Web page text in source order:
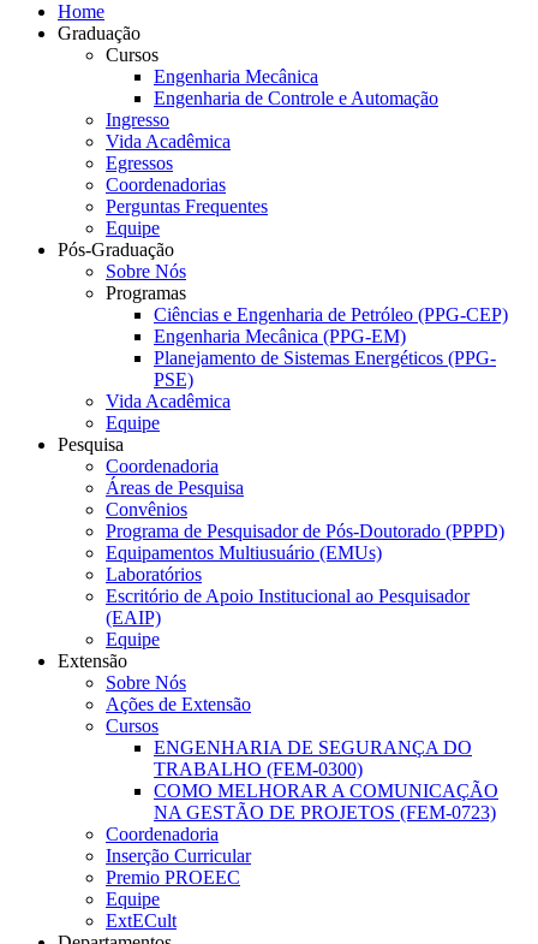
Home
Graduação
Cursos
Engenharia Mecânica
Engenharia de Controle e Automação
Ingresso
Vida Acadêmica
Egressos
Coordenadorias
Perguntas Frequentes
Equipe
Pós-Graduação
Sobre Nós
Programas
Ciências e Engenharia de Petróleo (PPG-CEP)
Engenharia Mecânica (PPG-EM)
Planejamento de Sistemas Energéticos (PPG-
PSE)
Vida Acadêmica
Equipe
Pesquisa
Coordenadoria
Áreas de Pesquisa
Convênios
Programa de Pesquisador de Pós-Doutorado (PPPD)
Equipamentos Multiusuário (EMUs)
Laboratórios
Escritório de Apoio Institucional ao Pesquisador
(EAIP)
Equipe
Extensão
Sobre Nós
Ações de Extensão
Cursos
ENGENHARIA DE SEGURANÇA DO
TRABALHO (FEM-0300)
COMO MELHORAR A COMUNICAÇÃO
NA GESTÃO DE PROJETOS (FEM-0723)
Coordenadoria
Inserção Curricular
Premio PROEEC
Equipe
ExtECult